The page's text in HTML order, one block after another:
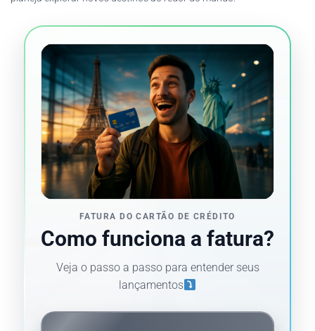
I
FATURA DO CARTÃO DE CRÉDITO
Como funciona a fatura?
Veja o passo a passo para entender seus
lançamentos